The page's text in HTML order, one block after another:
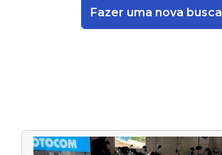
Fazer uma nova busca